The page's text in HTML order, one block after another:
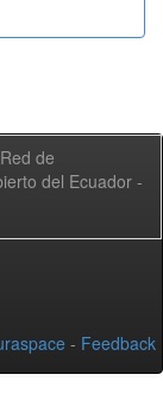
de
del Ecuador -
- Feedback